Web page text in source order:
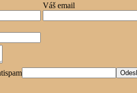
Váš email